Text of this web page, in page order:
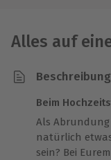
Alles auf
Beschreibung
Beim
Als Abrundung
natürlich
sein? Bei Eurem